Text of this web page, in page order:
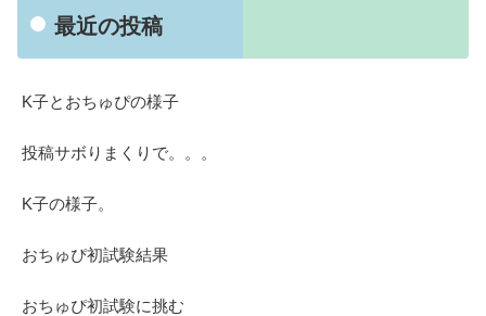
最近の投稿
K子とおちゅぴの様子
投稿サボりまくりで。。。
K子の様子。
おちゅぴ初試験結果
おちゅぴ初試験に挑む